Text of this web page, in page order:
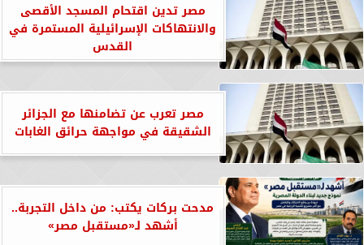
مصر تدين اقتحام المسجد الأقصى
والانتهاكات الإسرائيلية المستمرة في
القدس
مصر تعرب عن تضامنها مع الجزائر
الشقيقة في مواجهة حرائق الغابات
مدحت بركات يكتب: من داخل التجربة..
أشهد لـ«مستقبل مصر»